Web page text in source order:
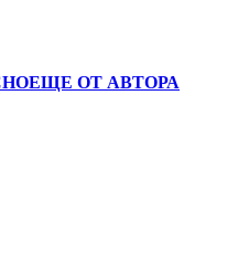
ЕЩЕ ОТ АВТОРА